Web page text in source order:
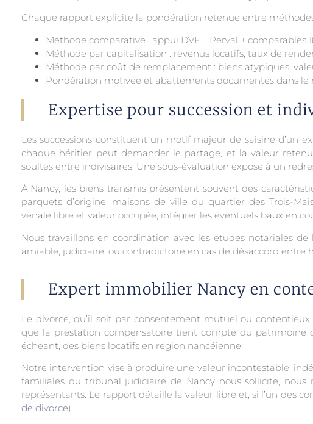
Chaque rapport explicite la pondération retenue entre
Méthode comparative : appui DVF + Perval + comparables
Méthode par capitalisation : revenus locatifs, taux de
Méthode par coût de remplacement : biens atypiques,
Pondération motivée et abattements documentés dans le
Expertise pour succession et
Les successions constituent un motif majeur de saisine d’un
chaque héritier peut demander le partage, et la valeur
soultes entre indivisaires. Une sous-évaluation expose à un
À Nancy, les biens transmis présentent souvent des
parquets d’origine, maisons de ville du quartier des Trois-
vénale libre et valeur occupée, intégrer les éventuels baux en
Nous travaillons en coordination avec les études notariales
amiable, judiciaire, ou contradictoire en cas de désaccord entre
Expert immobilier Nancy en
Le divorce, qu’il soit par consentement mutuel ou
que la prestation compensatoire tient compte du patrimoine
échéant, des biens locatifs en région nancéienne.
Notre intervention vise à produire une valeur incontestable,
familiales du tribunal judiciaire de Nancy nous sollicite,
représentants. Le rapport détaille la valeur libre et, si l’un des
de divorce)